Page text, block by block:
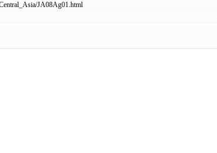
JA08Ag01.html